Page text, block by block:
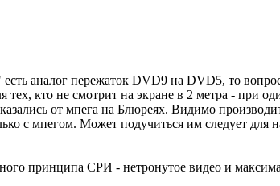
аналог пережаток DVD9 на DVD5, то
кто не смотрит на экране в 2 метра - при
от мпега на Блюреях. Видимо
с мпегом. Может подучиться им следует для
принципа СРИ - нетронутое видео и